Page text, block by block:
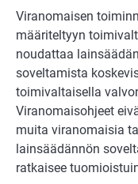
Viranomaisen
määriteltyyn
noudattaa
soveltamista
toimivaltaisella
Viranomaisohjeet
muita viranomaisia
lainsäädännön
ratkaisee